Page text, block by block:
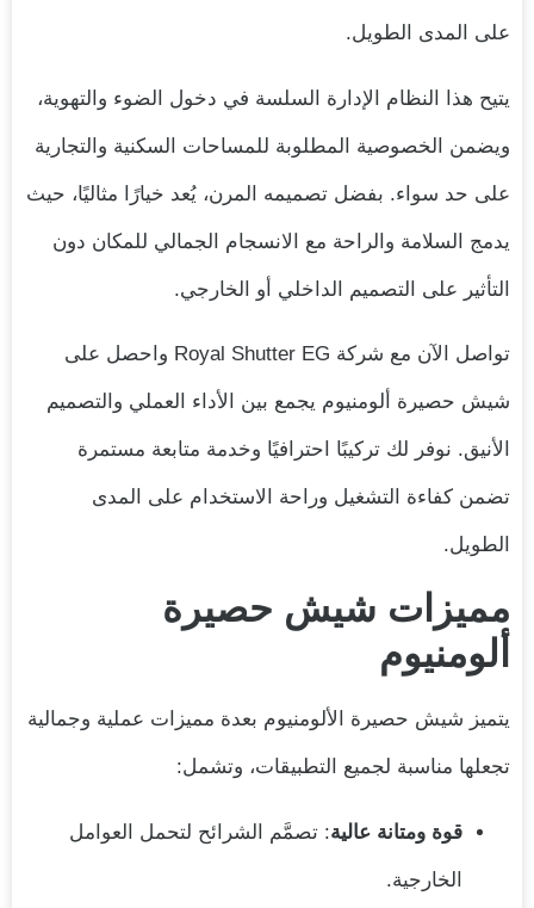
على المدى الطويل.
يتيح هذا النظام الإدارة السلسة في دخول الضوء والتهوية،
ويضمن الخصوصية المطلوبة للمساحات السكنية والتجارية
على حد سواء. بفضل تصميمه المرن، يُعد خيارًا مثاليًا، حيث
يدمج السلامة والراحة مع الانسجام الجمالي للمكان دون
التأثير على التصميم الداخلي أو الخارجي.
تواصل الآن مع شركة Royal Shutter EG واحصل على
شيش حصيرة ألومنيوم يجمع بين الأداء العملي والتصميم
الأنيق. نوفر لك تركيبًا احترافيًا وخدمة متابعة مستمرة
تضمن كفاءة التشغيل وراحة الاستخدام على المدى
الطويل.
مميزات شيش حصيرة
ألومنيوم
يتميز شيش حصيرة الألومنيوم بعدة مميزات عملية وجمالية
تجعلها مناسبة لجميع التطبيقات، وتشمل:
قوة ومتانة عالية: تصمَّم الشرائح لتحمل العوامل
الخارجية.